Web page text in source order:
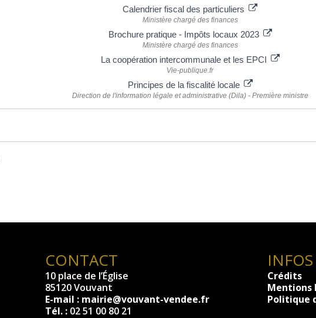
Calendrier fiscal des particuliers
Ministère chargé des finances
Brochure pratique - Impôts locaux 2023
Ministère chargé des finances
La coopération intercommunale et les EPCI
Vie-publique.fr
Principes de la fiscalité locale
Direction de l'information légale et administrative (Dila) - Première ministre
CONTACT
10 place de l’Église
85120 Vouvant
E-mail : mairie@vouvant-vendee.fr
Tél. :02 51 00 80 21
Crédits
Mentions
Politique